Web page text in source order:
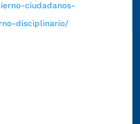
ciudadanos-
disciplinario/